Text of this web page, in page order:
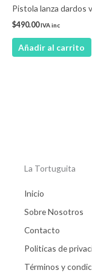
Pistola lanza dardos
$490.00IVA inc
Añadir al carrito
La Tortuguita
Inicio
Sobre Nosotros
Contacto
Politicas de
Términos y